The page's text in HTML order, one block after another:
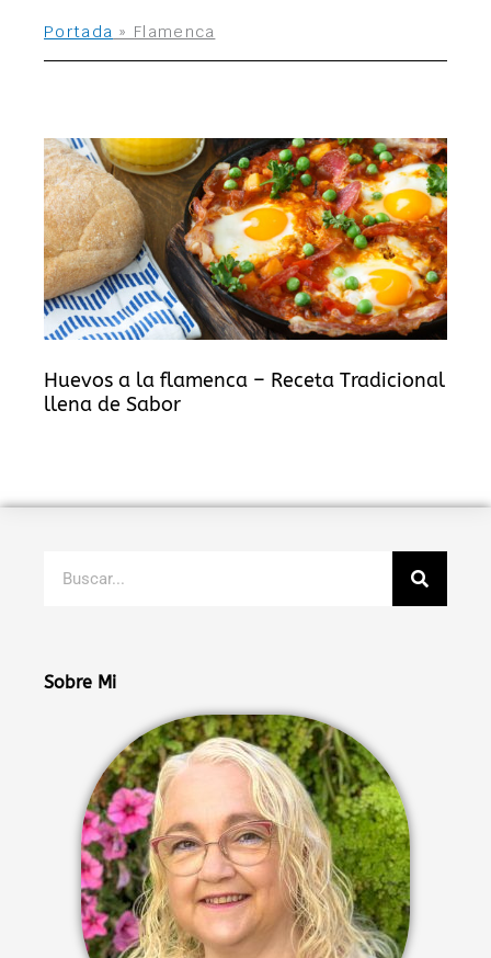
Portada » Flamenca
Huevos a la flamenca – Receta Tradicional
llena de Sabor
Sobre Mi